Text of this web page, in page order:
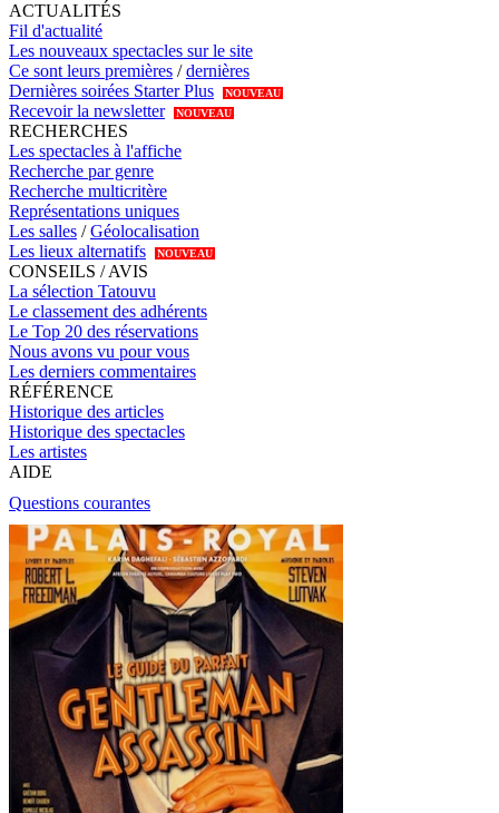
ACTUALITÉS
Fil d'actualité
Les nouveaux spectacles sur le site
Ce sont leurs premières /dernières
Dernières soirées Starter Plus
NOUVEAU
Recevoir la newsletter NOUVEAU
RECHERCHES
Les spectacles à l'affiche
Recherche par genre
Recherche multicritère
Représentations uniques
Les salles /Géolocalisation
Les lieux alternatifs
NOUVEAU
CONSEILS / AVIS
La sélection Tatouvu
Le classement des adhérents
Le Top 20 des réservations
Nous avons vu pour vous
Les derniers commentaires
RÉFÉRENCE
Historique des articles
Historique des spectacles
Les artistes
AIDE
Questions courantes